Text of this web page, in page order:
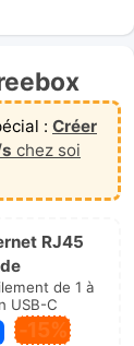
: Créer
chez soi
RJ45
de 1 à
USB-C
-15%